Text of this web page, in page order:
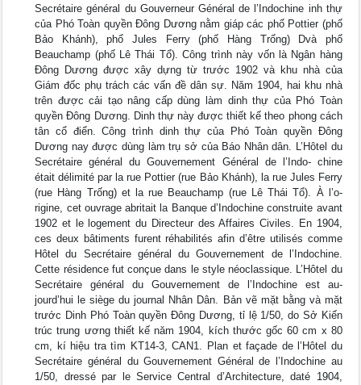
Secrétaire général du Gouverneur Général de l’Indochine inh thự
của Phó Toàn quyền Đông Dương nằm giáp các phố Pottier (phố
Bảo Khánh), phố Jules Ferry (phố Hàng Trống) Dvà phố
Beauchamp (phố Lê Thái Tổ). Công trình này vốn là Ngân hàng
Đông Dương được xây dựng từ trước 1902 và khu nhà của
Giám đốc phụ trách các vấn đề dân sự. Năm 1904, hai khu nhà
trên được cải tạo nâng cấp dùng làm dinh thự của Phó Toàn
quyền Đông Dương. Dinh thự này được thiết kế theo phong cách
tân cổ điển. Công trình dinh thự của Phó Toàn quyền Đông
Dương nay được dùng làm trụ sở của Báo Nhân dân. L’Hôtel du
Secrétaire général du Gouvernement Général de l’Indo- chine
était délimité par la rue Pottier (rue Bảo Khánh), la rue Jules Ferry
(rue Hàng Trống) et la rue Beauchamp (rue Lê Thái Tổ). À l’o-
rigine, cet ouvrage abritait la Banque d’Indochine construite avant
1902 et le logement du Directeur des Affaires Civiles. En 1904,
ces deux bâtiments furent réhabilités afin d’être utilisés comme
Hôtel du Secrétaire général du Gouvernement de l’Indochine.
Cette résidence fut conçue dans le style néoclassique. L’Hôtel du
Secrétaire général du Gouvernement de l’Indochine est au-
jourd’hui le siège du journal Nhân Dân. Bản vẽ mặt bằng và mặt
trước Dinh Phó Toàn quyền Đông Dương, tỉ lệ 1/50, do Sở Kiến
trúc trung ương thiết kế năm 1904, kích thước gốc 60 cm x 80
cm, kí hiệu tra tìm KT14-3, CAN1. Plan et façade de l’Hôtel du
Secrétaire général du Gouvernement Général de l’Indochine au
1/50, dressé par le Service Central d’Architecture, daté 1904,